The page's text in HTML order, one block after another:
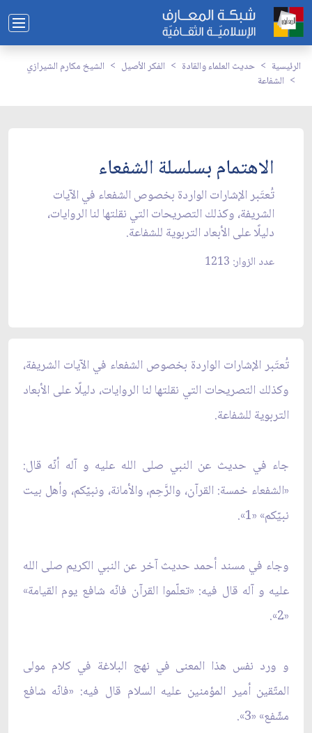
الرئيسية حديث العلماء والقادة الفكر الأصيل
الشيخ مكارم الشيرازي
الشفاعة
الاهتمام بسلسلة الشفعاء
تُعتَبر الإشارات الواردة بخصوص الشفعاء في الآيات
الشريفة، وكذلك التصريحات التي نقلتها لنا الروايات،
دليلًا على‏ الأبعاد التربوية للشفاعة.
عدد الزوار: 1213
تُعتَبر الإشارات الواردة بخصوص الشفعاء في الآيات الشريفة،
وكذلك التصريحات التي نقلتها لنا الروايات، دليلًا على‏ الأبعاد
التربوية للشفاعة.
جاء في حديث عن النبي صلى الله عليه و آله أنّه قال:
«الشفعاء خمسة: القرآن، والرَّحِم، والأمانة، ونبيّكم، وأهل بيت
نبيّكم» «1».
وجاء في مسند أحمد حديث آخر عن النبي الكريم صلى الله
عليه و آله قال فيه: «تعلّموا القرآن فانّه شافع يوم القيامة»
«2».
و ورد نفس هذا المعنى‏ في نهج البلاغة في كلام مولى‏
المتّقين أمير المؤمنين عليه السلام قال فيه: «فانّه شافع
مشّفع» «3».